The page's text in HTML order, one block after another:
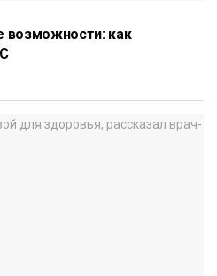
возможности: как